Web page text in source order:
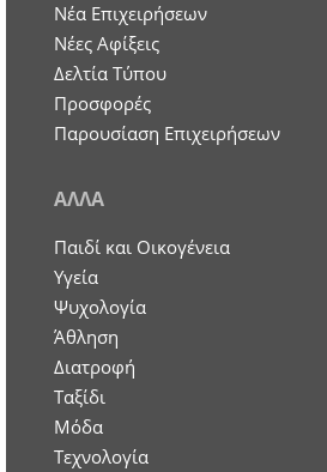
Nέα Επιχειρήσεων
Νέες Αφίξεις
Δελτία Τύπου
Προσφορές
Παρουσίαση Επιχειρήσεων
ΑΛΛΑ
Παιδί και Οικογένεια
Υγεία
Ψυχολογία
Άθληση
Διατροφή
Ταξίδι
Μόδα
Τεχνολογία